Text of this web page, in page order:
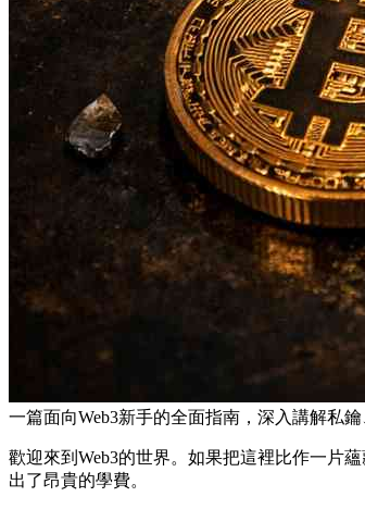
一篇面向Web3新手的全面指南，深入講解私
歡迎來到Web3的世界。如果把這裡比作一片
出了昂貴的學費。